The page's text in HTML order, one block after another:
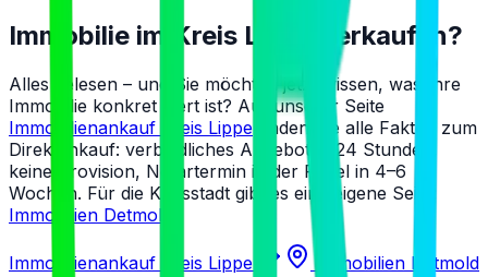
Immobilie im Kreis Lippe verkaufen?
Alles gelesen – und Sie möchten jetzt wissen, was Ihre
Immobilie konkret wert ist? Auf unserer Seite
Immobilienankauf Kreis Lippe
finden Sie alle Fakten zum
Direktankauf: verbindliches Angebot in 24 Stunden,
keine Provision, Notartermin in der Regel in 4–6
Wochen. Für die Kreisstadt gibt es eine eigene Seite:
Immobilien Detmold
Immobilienankauf Kreis Lippe Immobilien Detmold